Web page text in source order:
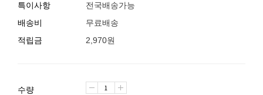
특이사항
전국배송가능
배송비
무료배송
적립금
2,970원
수량